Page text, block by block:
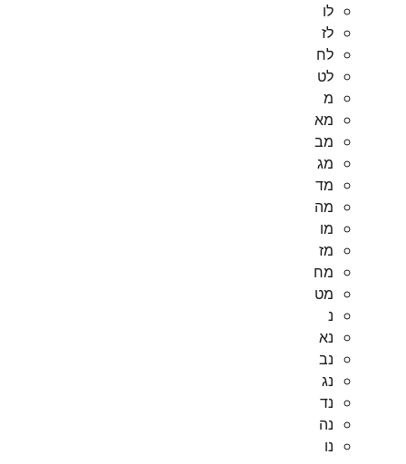
לו
לז
לח
לט
מ
מא
מב
מג
מד
מה
מו
מז
מח
מט
נ
נא
נב
נג
נד
נה
נו